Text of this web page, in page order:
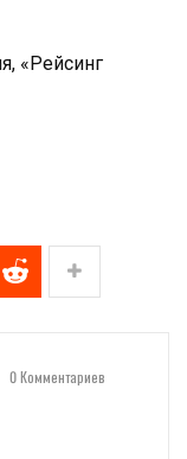
«Рейсинг
0 Комментариев